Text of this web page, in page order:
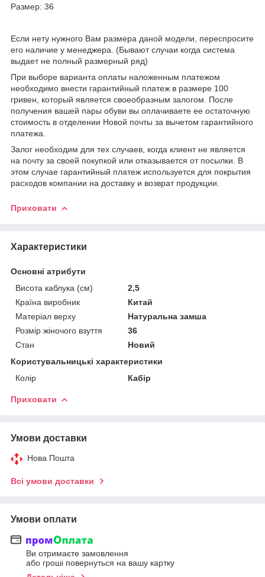
Размер: 36
Если нету нужного Вам размера даной модели, переспросите
его наличие у менеджера. (Бывают случаи когда система
выдает не полный размерный ряд)
При выборе варианта оплаты наложенным платежом
необходимо внести гарантийный платеж в размере 100
гривен, который является своеобразным залогом. После
получения вашей пары обуви вы оплачиваете ее остаточную
стоимость в отделении Новой почты за вычетом гарантийного
платежа.
Залог необходим для тех случаев, когда клиент не является
на почту за своей покупкой или отказывается от посылки. В
этом случае гарантийный платеж используется для покрытия
расходов компании на доставку и возврат продукции.
Приховати
Характеристики
Основні атрибути
Висота каблука (см)
2,5
Країна виробник
Китай
Матеріал верху
Натуральна замша
Розмір жіночого взуття
36
Стан
Новий
Користувальницькі характеристики
Колір
Кабір
Приховати
Умови доставки
Нова Пошта
Всі умови доставки
Умови оплати
Ви отримаєте замовлення
або гроші повернуться на вашу картку